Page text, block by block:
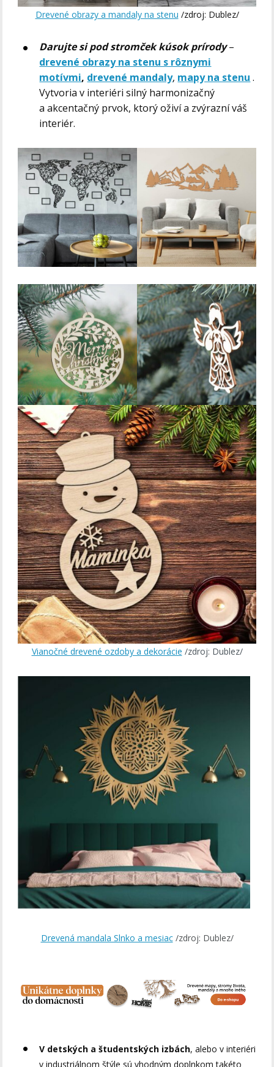
Drevené obrazy a mandaly na stenu /zdroj: Dublez/
Darujte si pod stromček kúsok prírody–
drevené obrazy na stenu s rôznymi
motívmi, drevené mandaly, mapy na stenu .
Vytvoria v interiéri silný harmonizačný
a akcentačný prvok, ktorý oživí a zvýrazní váš
interiér.
Vianočné drevené ozdoby a dekorácie /zdroj: Dublez/
Drevená mandala Slnko a mesiac/zdroj: Dublez/
V detských a študentských izbách, alebo v interiéri
v industriálnom štýle sú vhodným doplnkom takéto